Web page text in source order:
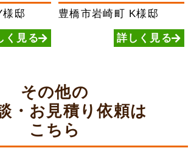
様邸
く見る
豊橋市岩崎町 K様邸
詳しく見る
その他の
・お見積り依頼は
こちら